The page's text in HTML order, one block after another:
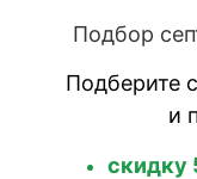
Подбор
Подберите
и
скидку